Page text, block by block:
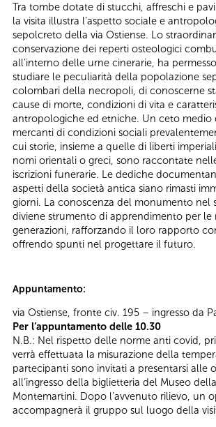
Tra tombe dotate di stucchi, affreschi e
la visita illustra l’aspetto sociale e
sepolcreto della via Ostiense. Lo
conservazione dei reperti osteologici
all’interno delle urne cinerarie, ha
studiare le peculiarità della popolazione
colombari della necropoli, di conoscerne
cause di morte, condizioni di vita e
antropologiche ed etniche. Un ceto medio
mercanti di condizioni sociali
cui storie, insieme a quelle di liberti
nomi orientali o greci, sono raccontate
iscrizioni funerarie. Le dediche
aspetti della società antica siano rimasti
giorni. La conoscenza del monumento nel
diviene strumento di apprendimento per le
generazioni, rafforzando il loro rapporto
offrendo spunti nel progettare il futuro.
Appuntamento:
via Ostiense, fronte civ. 195 – ingresso da
Per l’appuntamento delle 10.30
N.B.: Nel rispetto delle norme anti covid,
verrà effettuata la misurazione della
partecipanti sono invitati a presentarsi alle
all’ingresso della biglietteria del Museo
Montemartini. Dopo l’avvenuto rilievo, un
accompagnerà il gruppo sul luogo della